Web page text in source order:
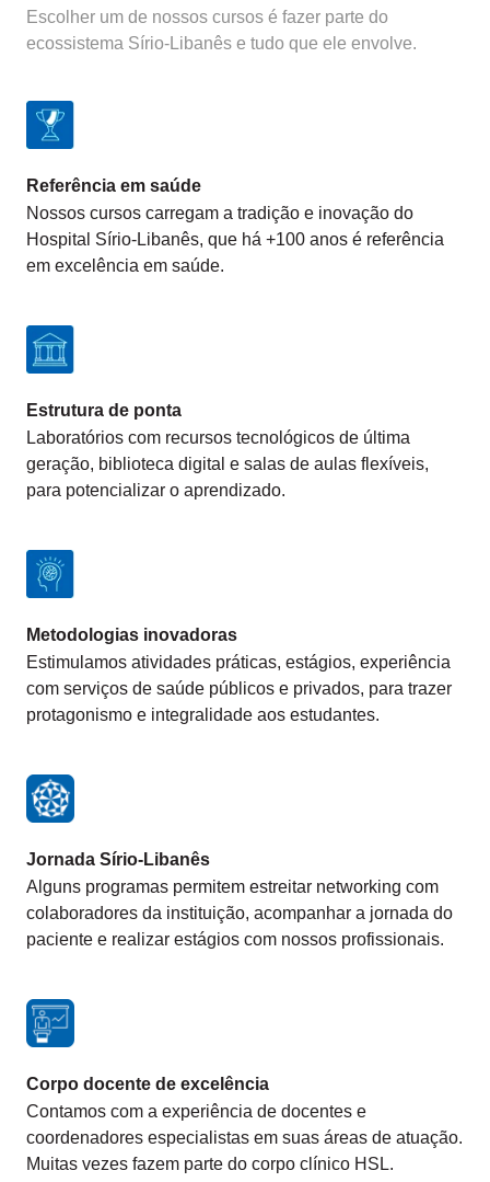
Escolher um de nossos cursos é fazer parte do
ecossistema Sírio-Libanês e tudo que ele envolve.
Referência em saúde
Nossos cursos carregam a tradição e inovação do
Hospital Sírio-Libanês, que há +100 anos é referência
em excelência em saúde.
Estrutura de ponta
Laboratórios com recursos tecnológicos de última
geração, biblioteca digital e salas de aulas flexíveis,
para potencializar o aprendizado.
Metodologias inovadoras
Estimulamos atividades práticas, estágios, experiência
com serviços de saúde públicos e privados, para trazer
protagonismo e integralidade aos estudantes.
Jornada Sírio-Libanês
Alguns programas permitem estreitar networking com
colaboradores da instituição, acompanhar a jornada do
paciente e realizar estágios com nossos profissionais.
Corpo docente de excelência
Contamos com a experiência de docentes e
coordenadores especialistas em suas áreas de atuação.
Muitas vezes fazem parte do corpo clínico HSL.